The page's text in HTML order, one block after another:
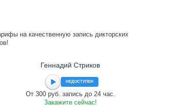
на качественную запись дикторских
Геннадий Стриков
НЕДОСТУПЕН
От 300 руб. запись до 24 час.
Закажите сейчас!